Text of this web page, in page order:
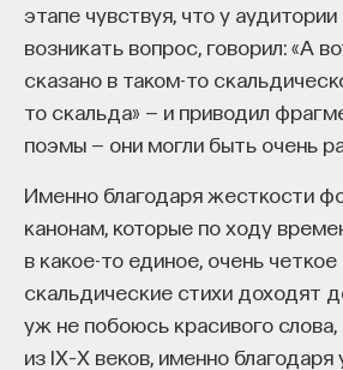
этапе чувствуя, что у аудитории
возникать вопрос, говорил: «А
сказано в таком-то
то скальда» — и приводил
поэмы — они могли быть очень
Именно благодаря жесткости
канонам, которые по ходу
в какое-то единое, очень четкое
скальдические стихи доходят
уж не побоюсь красивого слова,
из IX–X веков, именно благодаря